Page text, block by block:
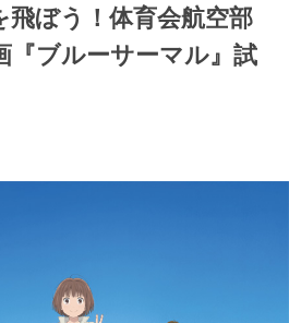
飛ぼう！体育会航空部
『ブルーサーマル』試